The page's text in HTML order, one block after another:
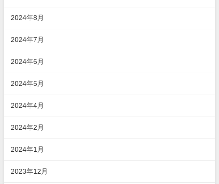
2024年8月
2024年7月
2024年6月
2024年5月
2024年4月
2024年2月
2024年1月
2023年12月